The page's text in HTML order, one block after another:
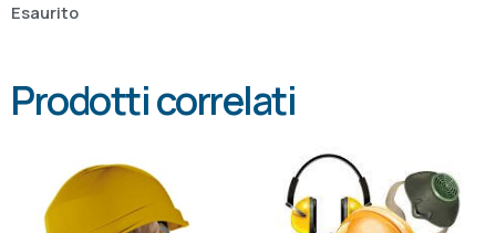
Esaurito
Prodotti correlati